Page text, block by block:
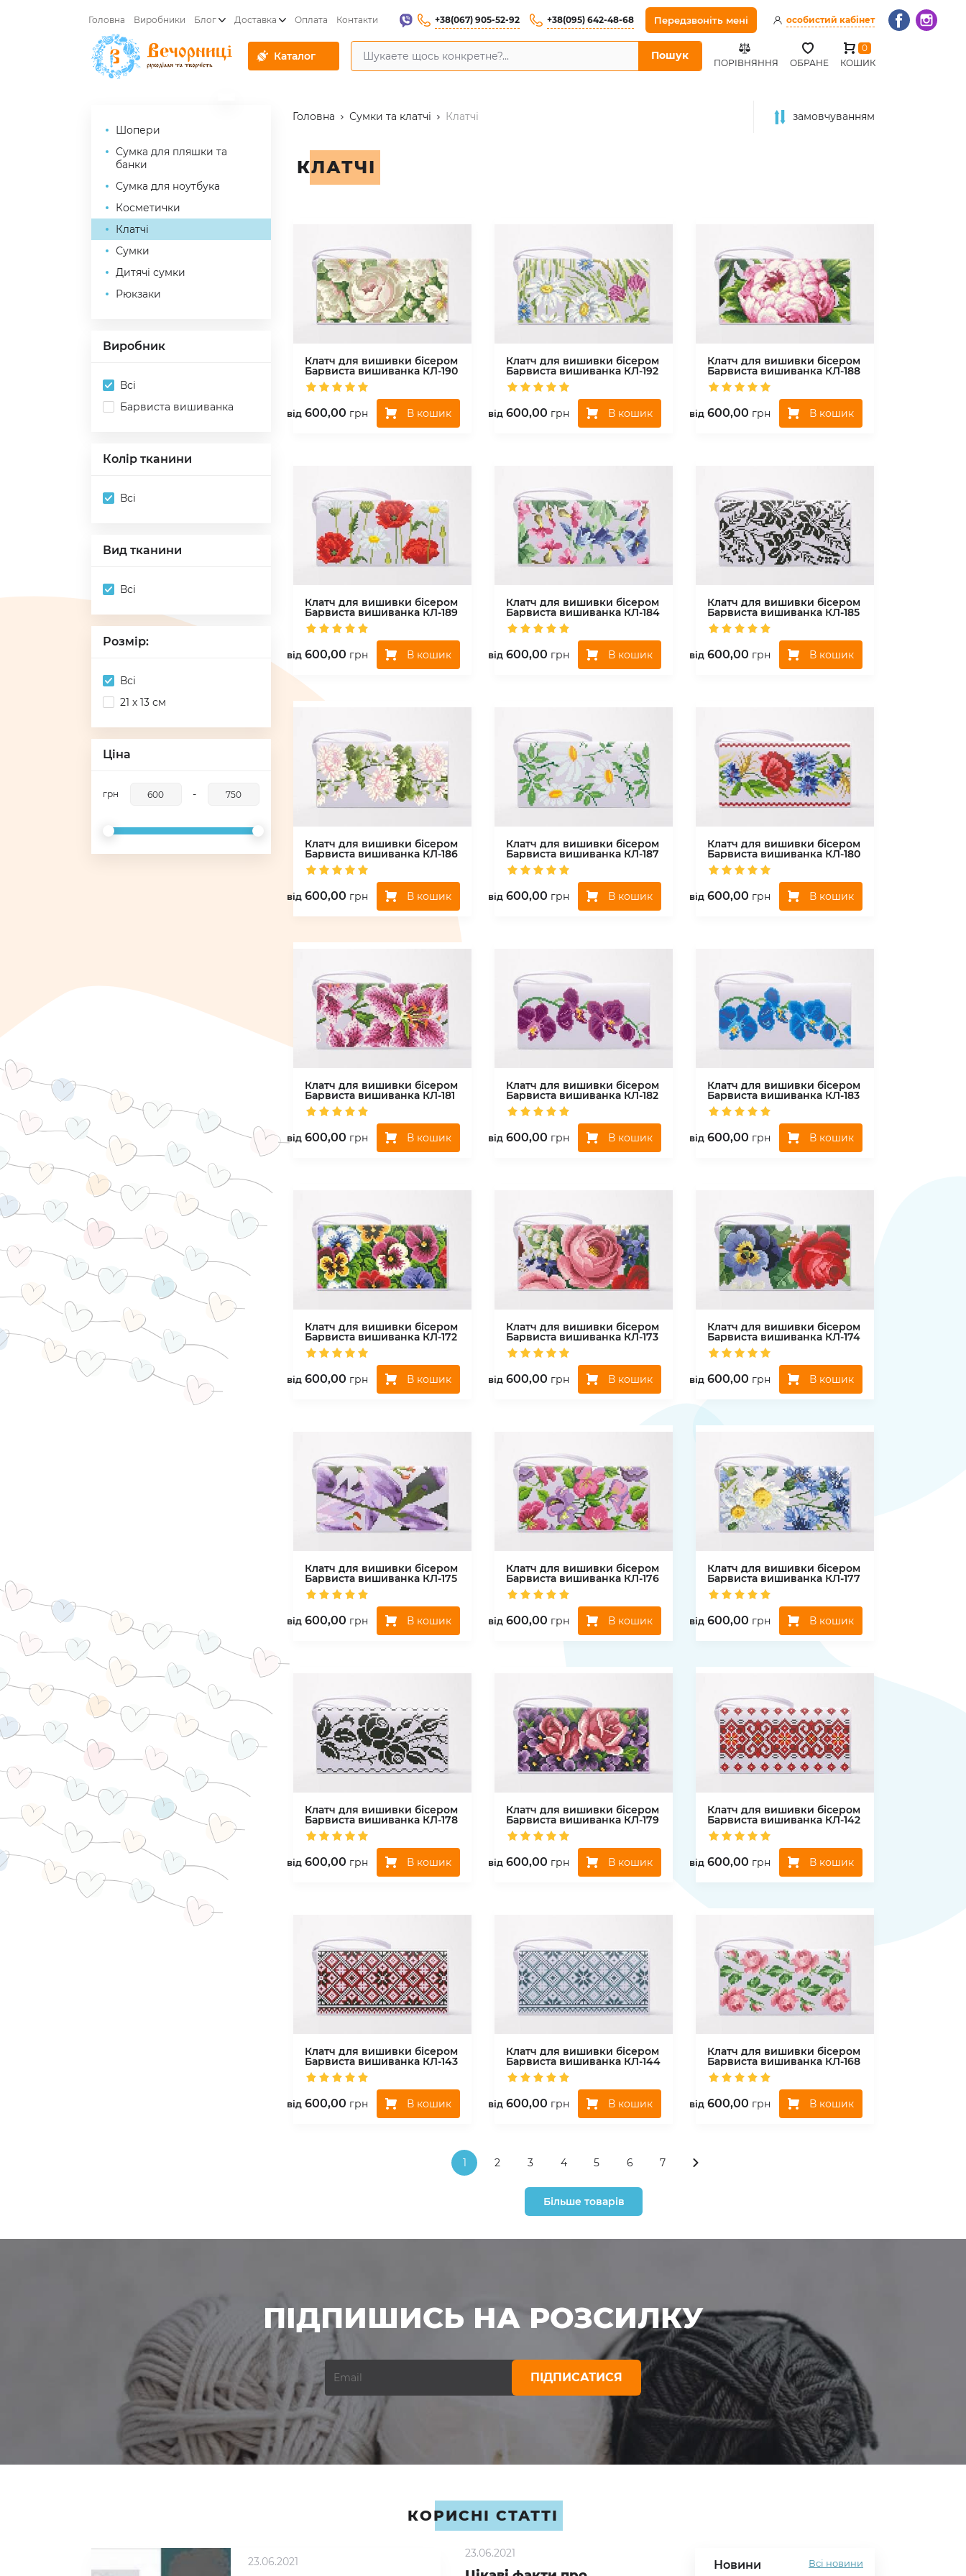
Головна Виробники Блог Доставка Оплата Контакти +38(067) 905-52-92 +38(095) 642-48-68 Передзвоніть мені особистий кабінет
Каталог
ПОРІВНЯННЯ ОБРАНЕ
0
КОШИК
Пошук
Шопери
Сумка для пляшки та
банки
Сумка для ноутбука
Косметички
Клатчі
Сумки
Дитячі сумки
Рюкзаки
Виробник
Всі
Барвиста вишиванка
Колір тканини
Всі
Вид тканини
Всі
Розмір:
Всі
21 х 13 см
Ціна
грн -
замовчуванням
Головна Сумки та клатчі Клатчі
КЛАТЧІ
Клатч для вишивки бісером
Барвиста вишиванка КЛ-190
вiд 600,00 грн В кошик
Клатч для вишивки бісером
Барвиста вишиванка КЛ-192
вiд 600,00 грн В кошик
Клатч для вишивки бісером
Барвиста вишиванка КЛ-188
вiд 600,00 грн В кошик
Клатч для вишивки бісером
Барвиста вишиванка КЛ-189
вiд 600,00 грн В кошик
Клатч для вишивки бісером
Барвиста вишиванка КЛ-184
вiд 600,00 грн В кошик
Клатч для вишивки бісером
Барвиста вишиванка КЛ-185
вiд 600,00 грн В кошик
Клатч для вишивки бісером
Барвиста вишиванка КЛ-186
вiд 600,00 грн В кошик
Клатч для вишивки бісером
Барвиста вишиванка КЛ-187
вiд 600,00 грн В кошик
Клатч для вишивки бісером
Барвиста вишиванка КЛ-180
вiд 600,00 грн В кошик
Клатч для вишивки бісером
Барвиста вишиванка КЛ-181
вiд 600,00 грн В кошик
Клатч для вишивки бісером
Барвиста вишиванка КЛ-182
вiд 600,00 грн В кошик
Клатч для вишивки бісером
Барвиста вишиванка КЛ-183
вiд 600,00 грн В кошик
Клатч для вишивки бісером
Барвиста вишиванка КЛ-172
вiд 600,00 грн В кошик
Клатч для вишивки бісером
Барвиста вишиванка КЛ-173
вiд 600,00 грн В кошик
Клатч для вишивки бісером
Барвиста вишиванка КЛ-174
вiд 600,00 грн В кошик
Клатч для вишивки бісером
Барвиста вишиванка КЛ-175
вiд 600,00 грн В кошик
Клатч для вишивки бісером
Барвиста вишиванка КЛ-176
вiд 600,00 грн В кошик
Клатч для вишивки бісером
Барвиста вишиванка КЛ-177
вiд 600,00 грн В кошик
Клатч для вишивки бісером
Барвиста вишиванка КЛ-178
вiд 600,00 грн В кошик
Клатч для вишивки бісером
Барвиста вишиванка КЛ-179
вiд 600,00 грн В кошик
Клатч для вишивки бісером
Барвиста вишиванка КЛ-142
вiд 600,00 грн В кошик
Клатч для вишивки бісером
Барвиста вишиванка КЛ-143
вiд 600,00 грн В кошик
Клатч для вишивки бісером
Барвиста вишиванка КЛ-144
вiд 600,00 грн В кошик
Клатч для вишивки бісером
Барвиста вишиванка КЛ-168
вiд 600,00 грн В кошик
1 2 3 4 5 6 7
Більше товарів
ПІДПИШИСЬ НА РОЗСИЛКУ
ПІДПИСАТИСЯ
КОРИСНІ СТАТТІ
23.06.2021
23.06.2021
Новини Всі новини